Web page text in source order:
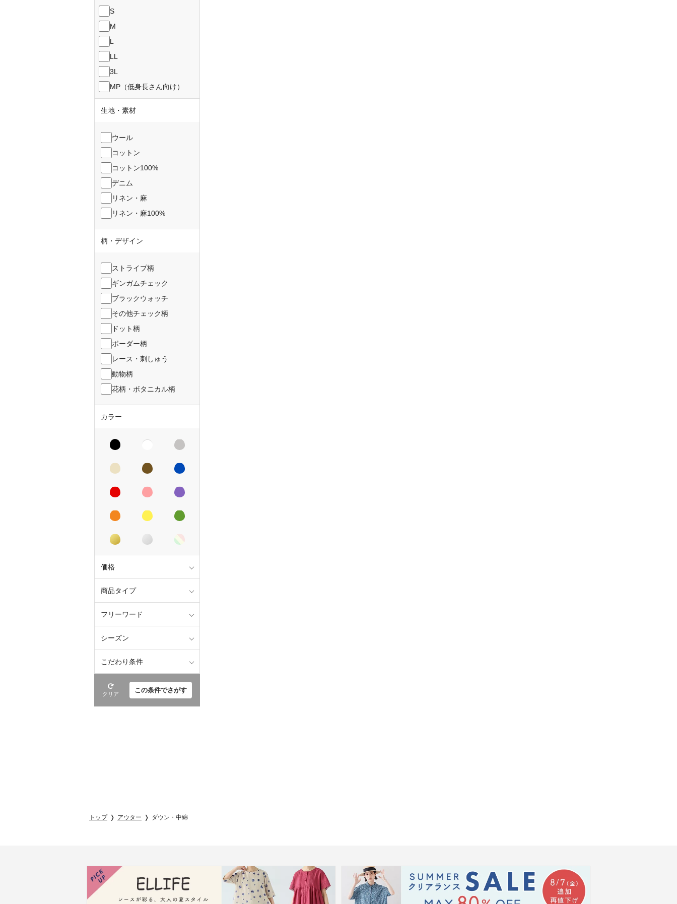
S
M
L
LL
3L
MP（低身長さん向け）
生地・素材
ウール
コットン
コットン100%
デニム
リネン・麻
リネン・麻100%
柄・デザイン
ストライプ柄
ギンガムチェック
ブラックウォッチ
その他チェック柄
ドット柄
ボーダー柄
レース・刺しゅう
動物柄
花柄・ボタニカル柄
カラー
価格
商品タイプ
フリーワード
シーズン
こだわり条件
クリア この条件でさがす
トップ アウター ダウン・中綿